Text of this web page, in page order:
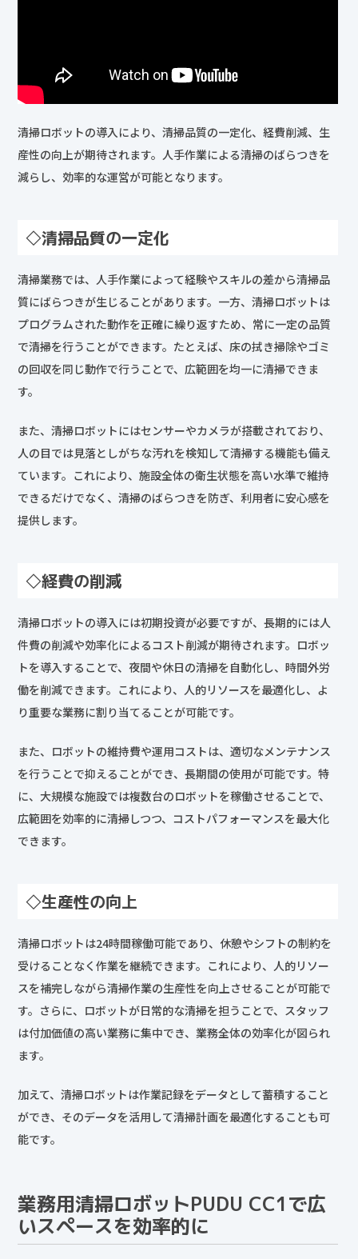
清掃ロボットの導入により、清掃品質の一定化、経費削減、生
産性の向上が期待されます。人手作業による清掃のばらつきを
減らし、効率的な運営が可能となります。
◇清掃品質の一定化
清掃業務では、人手作業によって経験やスキルの差から清掃品
質にばらつきが生じることがあります。一方、清掃ロボットは
プログラムされた動作を正確に繰り返すため、常に一定の品質
で清掃を行うことができます。たとえば、床の拭き掃除やゴミ
の回収を同じ動作で行うことで、広範囲を均一に清掃できま
す。
また、清掃ロボットにはセンサーやカメラが搭載されており、
人の目では見落としがちな汚れを検知して清掃する機能も備え
ています。これにより、施設全体の衛生状態を高い水準で維持
できるだけでなく、清掃のばらつきを防ぎ、利用者に安心感を
提供します。
◇経費の削減
清掃ロボットの導入には初期投資が必要ですが、長期的には人
件費の削減や効率化によるコスト削減が期待されます。ロボッ
トを導入することで、夜間や休日の清掃を自動化し、時間外労
働を削減できます。これにより、人的リソースを最適化し、よ
り重要な業務に割り当てることが可能です。
また、ロボットの維持費や運用コストは、適切なメンテナンス
を行うことで抑えることができ、長期間の使用が可能です。特
に、大規模な施設では複数台のロボットを稼働させることで、
広範囲を効率的に清掃しつつ、コストパフォーマンスを最大化
できます。
◇生産性の向上
清掃ロボットは24時間稼働可能であり、休憩やシフトの制約を
受けることなく作業を継続できます。これにより、人的リソー
スを補完しながら清掃作業の生産性を向上させることが可能で
す。さらに、ロボットが日常的な清掃を担うことで、スタッフ
は付加価値の高い業務に集中でき、業務全体の効率化が図られ
ます。
加えて、清掃ロボットは作業記録をデータとして蓄積すること
ができ、そのデータを活用して清掃計画を最適化することも可
能です。
業務用清掃ロボットPUDU CC1で広
いスペースを効率的に